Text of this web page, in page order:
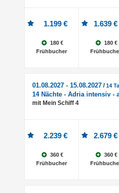
1.199 €
180 €
Frühbucher
1.639 €
180 €
01.08.2027 - 15.08.2027 /14
14 Nächte - Adria intensiv -
mit Mein Schiff 4
2.239 €
360 €
Frühbucher
2.679 €
360 €